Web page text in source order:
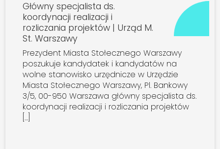
Główny specjalista ds.
koordynacji realizacji i
rozliczania projektów | Urząd M.
St. Warszawy
Prezydent Miasta Stołecznego Warszawy
poszukuje kandydatek i kandydatów na
wolne stanowisko urzędnicze w Urzędzie
Miasta Stołecznego Warszawy, Pl. Bankowy
3/5, 00-950 Warszawa główny specjalista ds.
koordynacji realizacji i rozliczania projektów
[…]